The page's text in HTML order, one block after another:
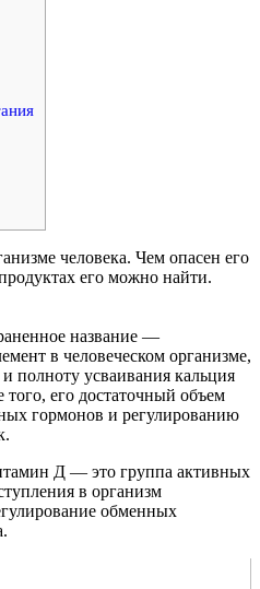
человека. Чем опасен его
его можно найти.
название —
в человеческом организме,
и полноту усваивания кальция
его достаточный объем
гормонов и регулированию
Д — это группа активных
в организм
обменных